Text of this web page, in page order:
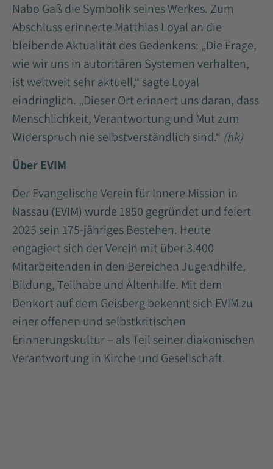
Nabo Gaß die Symbolik seines Werkes. Zum
Abschluss erinnerte Matthias Loyal an die
bleibende Aktualität des Gedenkens: „Die Frage,
wie wir uns in autoritären Systemen verhalten,
ist weltweit sehr aktuell,“ sagte Loyal
eindringlich. „Dieser Ort erinnert uns daran, dass
Menschlichkeit, Verantwortung und Mut zum
Widerspruch nie selbstverständlich sind.“ (hk)
Über EVIM
Der Evangelische Verein für Innere Mission in
Nassau (EVIM) wurde 1850 gegründet und feiert
2025 sein 175-jähriges Bestehen. Heute
engagiert sich der Verein mit über 3.400
Mitarbeitenden in den Bereichen Jugendhilfe,
Bildung, Teilhabe und Altenhilfe. Mit dem
Denkort auf dem Geisberg bekennt sich EVIM zu
einer offenen und selbstkritischen
Erinnerungskultur – als Teil seiner diakonischen
Verantwortung in Kirche und Gesellschaft.